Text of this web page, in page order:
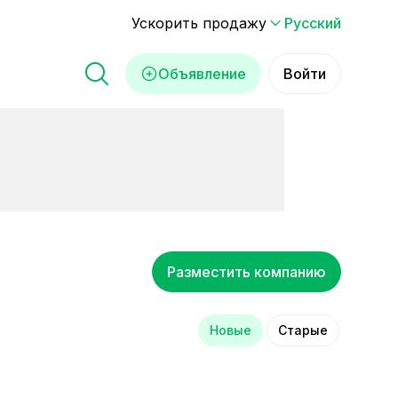
Ускорить продажу Русский
Объявление Войти
Разместить компанию
Новые Старые